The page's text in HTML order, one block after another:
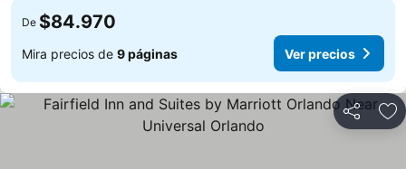
De $84.970
Mira precios de 9 páginas Ver precios
Compartir